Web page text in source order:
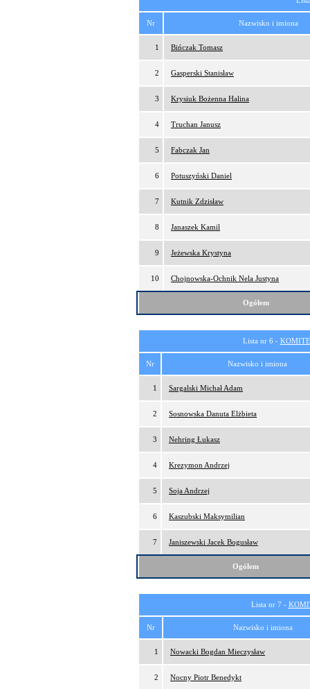
Nr Nazwisko i imiona
1 Bińczak Tomasz
2 Gasperski Stanisław
3 Krysiuk Bożenna Halina
4 Truchan Janusz
5 Fabczak Jan
6 Potuszyński Daniel
7 Kutnik Zdzisław
8 Janaszek Kamil
9 Jeżewska Krystyna
10 Chojnowska-Ochnik Nela Justyna
Ogółem
Lista nr 6 -
Nr Nazwisko i imiona
1 Sargalski Michał Adam
2 Sosnowska Danuta Elżbieta
3 Nehring Łukasz
4 Krezymon Andrzej
5 Soja Andrzej
6 Kaszubski Maksymilian
7 Janiszewski Jacek Bogusław
Ogółem
Lista nr 7 -
Nr Nazwisko i imiona
1 Nowacki Bogdan Mieczysław
2 Nocny Piotr Benedykt